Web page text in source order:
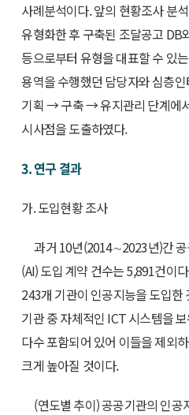
사례분석이다. 앞의 현황조사 분
유형화한 후 구축된 조달공고 DB
등으로부터 유형을 대표할 수 있
용역을 수행했던 담당자와 심층
기획 → 구축 → 유지관리 단계에
시사점을 도출하였다.
3. 연구 결과
가. 도입현황 조사
과거 10년(2014∼2023년)간
(AI) 도입 계약 건수는 5,891건이
243개 기관이 인공지능을 도입한
기관 중 자체적인 ICT 시스템을
다수 포함되어 있어 이들을 제외
크게 높아질 것이다.
(연도별 추이) 공공기관의 인